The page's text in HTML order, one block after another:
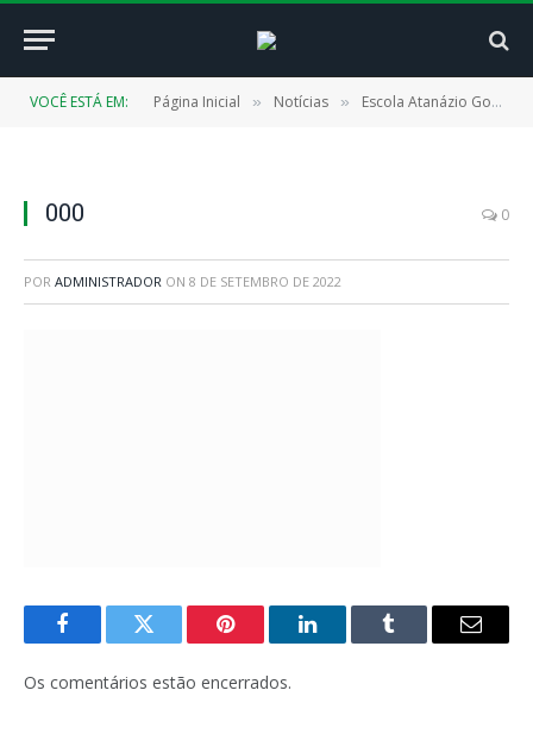
VOCÊ ESTÁ EM: Página Inicial » Notícias » Escola Atanázio Gonçalves é reformada e reinaugurada pelo Prefeitura de Cachoeira do Piriá
000 0
POR ADMINISTRADOR ON 8 DE SETEMBRO DE 2022
FacebookTwitter Pinterest LinkedInTumblr
E-
Os comentários estão encerrados.